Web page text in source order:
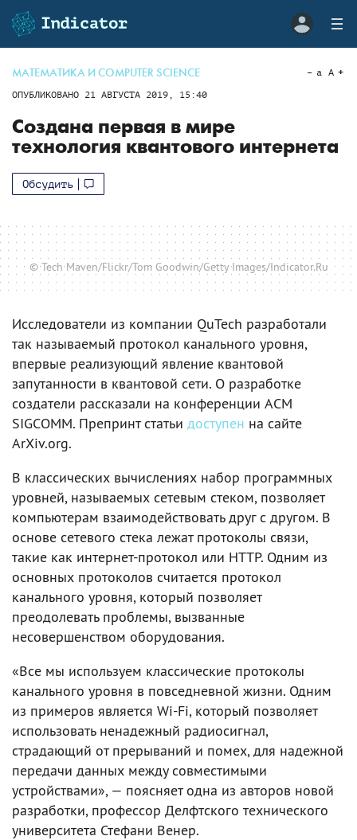
МАТЕМАТИКА И COMPUTER SCIENCE
ОПУБЛИКОВАНО 21 АВГУСТА 2019, 15:40
a A
Создана первая в мире
технология квантового интернета
Обсудить
© Tech Maven/Flickr/Tom Goodwin/Getty Images/Indicator.Ru
Исследователи из компании QuTech разработали
так называемый протокол канального уровня,
впервые реализующий явление квантовой
запутанности в квантовой сети. О разработке
создатели рассказали на конференции ACM
SIGCOMM. Препринт статьи доступен на сайте
ArXiv.org.
В классических вычислениях набор программных
уровней, называемых сетевым стеком, позволяет
компьютерам взаимодействовать друг с другом. В
основе сетевого стека лежат протоколы связи,
такие как интернет-протокол или HTTP. Одним из
основных протоколов считается протокол
канального уровня, который позволяет
преодолевать проблемы, вызванные
несовершенством оборудования.
«Все мы используем классические протоколы
канального уровня в повседневной жизни. Одним
из примеров является Wi-Fi, который позволяет
использовать ненадежный радиосигнал,
страдающий от прерываний и помех, для надежной
передачи данных между совместимыми
устройствами», — поясняет одна из авторов новой
разработки, профессор Делфтского технического
университета Стефани Венер.